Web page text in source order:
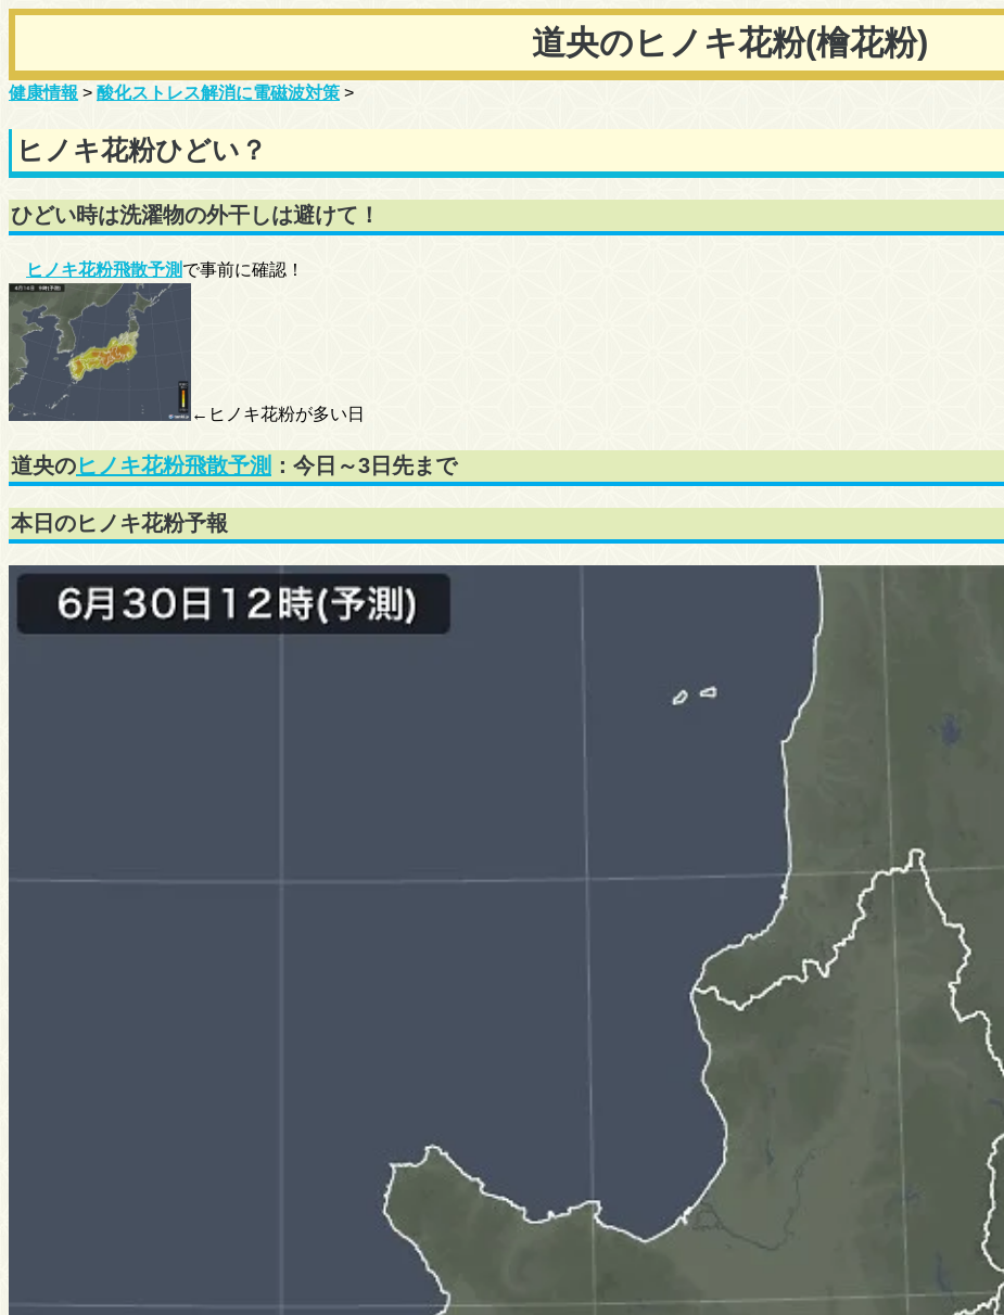
道央のヒノキ花粉(檜花粉)
健康情報 > 酸化ストレス解消に電磁波対策 >
ヒノキ花粉ひどい？
ひどい時は洗濯物の外干しは避けて！
ヒノキ花粉飛散予測 で事前に確認！
←ヒノキ花粉が多い日
道央のヒノキ花粉飛散予測 ：今日～3日先まで
本日のヒノキ花粉予報